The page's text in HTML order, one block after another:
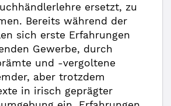
ersetzt, zu
Bereits während der
sich erste Erfahrungen
Gewerbe, durch
und -vergoltene
aber trotzdem
in irisch geprägter